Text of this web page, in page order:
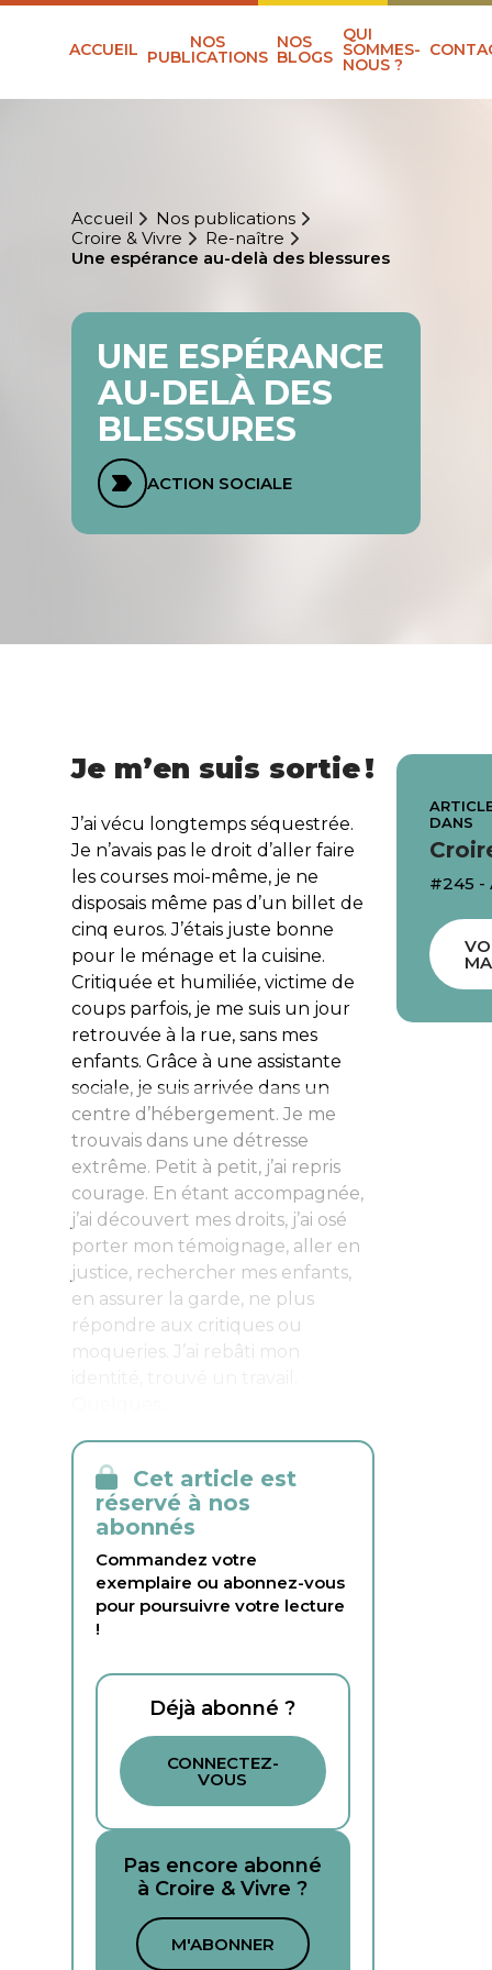
ACCUEIL NOS
PUBLICATIONS
NOS
BLOGS
QUI
SOMMES-
NOUS ?
Accueil
Nos publications
Croire & Vivre
Re-naître
Une espérance au-delà des blessures
UNE ESPÉRANCE
AU-DELÀ DES
BLESSURES
ACTION SOCIALE
Je m’en suis sortie !
J’ai vécu longtemps séquestrée.
Je n’avais pas le droit d’aller faire
les courses moi-même, je ne
disposais même pas d’un billet de
cinq euros. J’étais juste bonne
pour le ménage et la cuisine.
Critiquée et humiliée, victime de
coups parfois, je me suis un jour
retrouvée à la rue, sans mes
enfants. Grâce à une assistante
sociale, je suis arrivée dans un
centre d’hébergement. Je me
trouvais dans une détresse
extrême. Petit à petit, j’ai repris
courage. En étant accompagnée,
j’ai découvert mes droits, j’ai osé
porter mon témoignage, aller en
justice, rechercher mes enfants,
en assurer la garde, ne plus
répondre aux critiques ou
moqueries. J’ai rebâti mon
Cet article est
réservé à nos
abonnés
Commandez votre
exemplaire ou abonnez-vous
pour poursuivre votre lecture
!
Déjà abonné ?
CONNECTEZ-
VOUS
Pas encore abonné
à Croire & Vivre ?
M'ABONNER
DANS
#245 -